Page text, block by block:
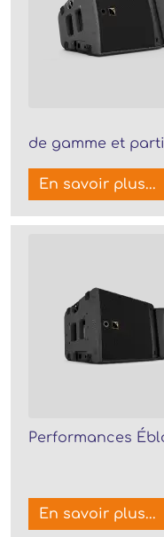
de gamme et
En savoir plus...
Performances
En savoir plus...